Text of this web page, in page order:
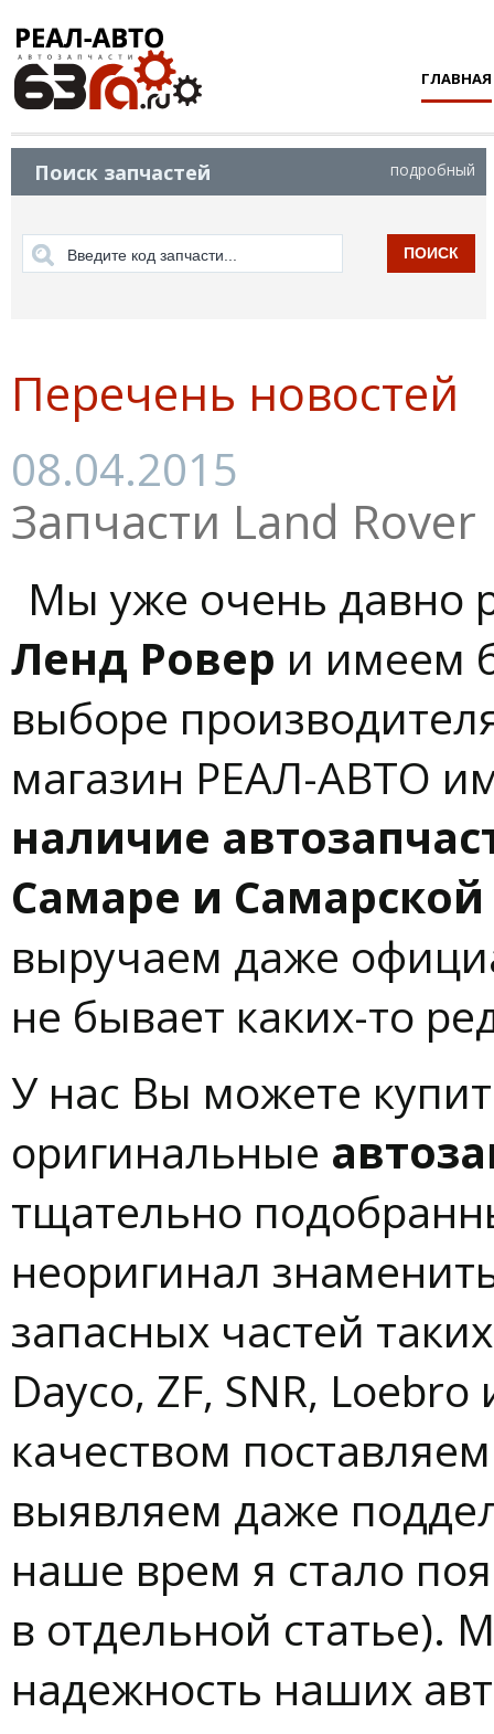
ГЛАВНАЯ
Поиск запчастей подробный
ПОИСК
Перечень новостей
08.04.2015
Запчасти Land Rover
Мы уже очень давно
Ленд Ровер и имеем
выборе
магазин РЕАЛ-АВТО
наличие
Самаре и Самарской
выручаем даже
не бывает каких-то
У нас Вы можете
оригинальные
тщательно
неоригинал
запасных частей
Dayco, ZF, SNR,
качеством
выявляем даже
наше врем я стало
в отдельной статье).
надежность наших